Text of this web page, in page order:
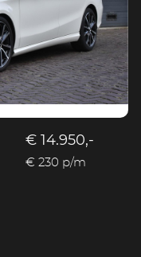
€ 14.950,-
€ 230 p/m